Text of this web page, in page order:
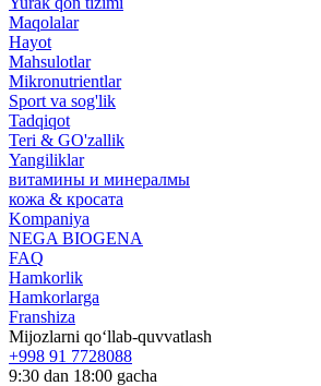
Maqolalar
Hayot
Mahsulotlar
Mikronutrientlar
Sport va sog'lik
Tadqiqot
Teri & GO'zallik
Yangiliklar
витамины и минералмы
кожа & кросата
Kompaniya
NEGA BIOGENA
FAQ
Hamkorlik
Hamkorlarga
Franshiza
Mijozlarni qo‘llab-quvvatlash
+998 91 7728088
9:30 dan 18:00 gacha